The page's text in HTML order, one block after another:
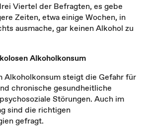
Viertel der Befragten, es gebe
Zeiten, etwa einige Wochen, in
ausmache, gar keinen Alkohol zu
Alkoholkonsum
Alkoholkonsum steigt die Gefahr für
chronische gesundheitliche
Störungen. Auch im
sind die richtigen
gefragt.